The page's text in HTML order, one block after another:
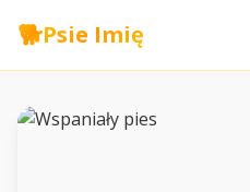
🐕Psie Imię